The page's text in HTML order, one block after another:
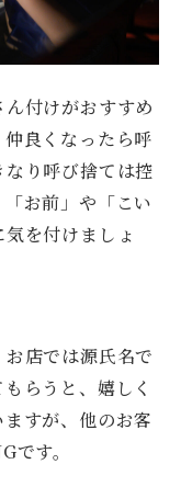
付けがおすすめ
良くなったら呼
り呼び捨ては控
お前」や「こい
を付けましょ
店では源氏名で
らうと、嬉しく
すが、他のお客
です。